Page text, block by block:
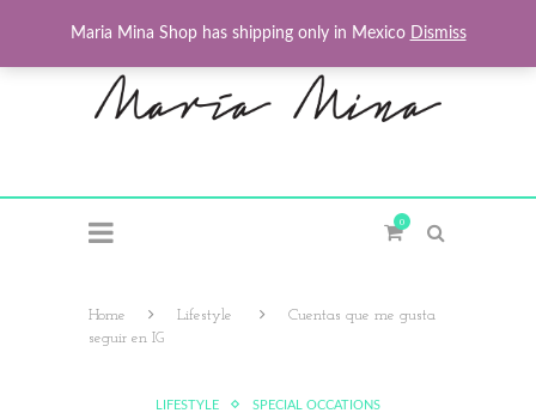
0
Home Lifestyle
Cuentas que me gusta
seguir en IG
LIFESTYLE SPECIAL OCCATIONS
Maria Mina Shop has shipping only in Mexico Dismiss